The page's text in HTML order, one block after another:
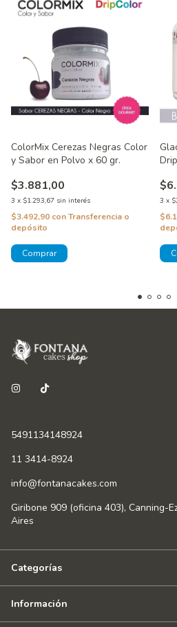
ColorMix Cerezas Negras Color
y Sabor en Polvo x 60 gr.
$3.881,00
3 x $1.293,67 sin interés
$3.492,90 conTransferencia o
depósito
3 x
5491134148924
11 3414-8924
info@fontanacakes.com
Giribone 909 (oficina 403), Canning-
Aires
Categorías
Información